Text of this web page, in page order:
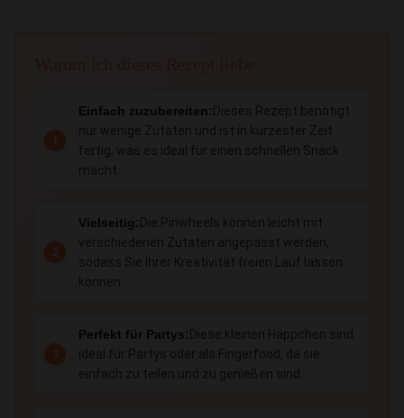
Einfach zuzubereiten: Dieses Rezept benötigt
nur wenige Zutaten und ist in kürzester Zeit
fertig, was es ideal für einen schnellen Snack
macht.
Vielseitig: Die Pinwheels können leicht mit
verschiedenen Zutaten angepasst werden,
sodass Sie Ihrer Kreativität freien Lauf lassen
können.
Perfekt für Partys: Diese kleinen Häppchen sind
ideal für Partys oder als Fingerfood, da sie
einfach zu teilen und zu genießen sind.